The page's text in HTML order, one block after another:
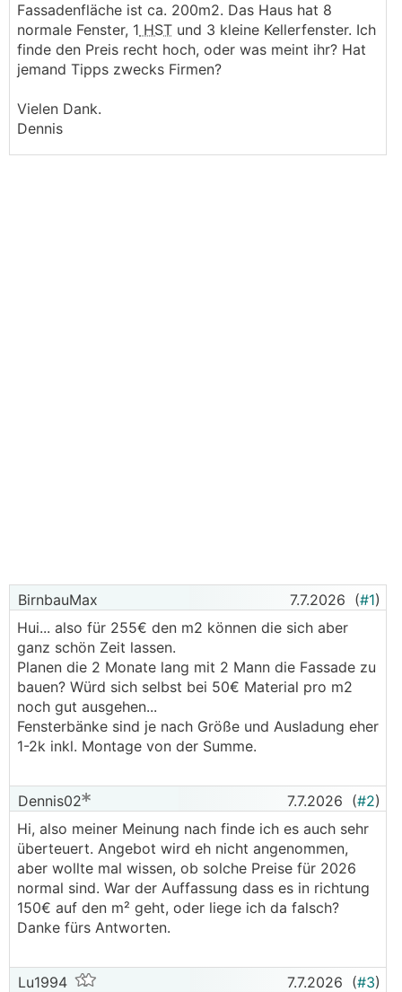
Fassadenfläche ist ca. 200m2. Das Haus hat 8
normale Fenster, 1 HST und 3 kleine Kellerfenster. Ich
finde den Preis recht hoch, oder was meint ihr? Hat
jemand Tipps zwecks Firmen?
Vielen Dank.
Dennis
BirnbauMax 7.7.2026 (#1)
Hui... also für 255€ den m2 können die sich aber
ganz schön Zeit lassen.
Planen die 2 Monate lang mit 2 Mann die Fassade zu
bauen? Würd sich selbst bei 50€ Material pro m2
noch gut ausgehen...
Fensterbänke sind je nach Größe und Ausladung eher
1-2k inkl. Montage von der Summe.
Dennis02 7.7.2026 (#2)
Hi, also meiner Meinung nach finde ich es auch sehr
überteuert. Angebot wird eh nicht angenommen,
aber wollte mal wissen, ob solche Preise für 2026
normal sind. War der Auffassung dass es in richtung
150€ auf den m² geht, oder liege ich da falsch?
Danke fürs Antworten.
Lu1994 7.7.2026 (#3)